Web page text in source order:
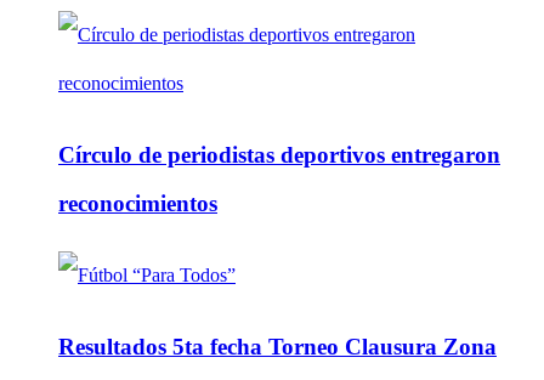
Círculo de periodistas deportivos entregaron
reconocimientos
Resultados 5ta fecha Torneo Clausura Zona